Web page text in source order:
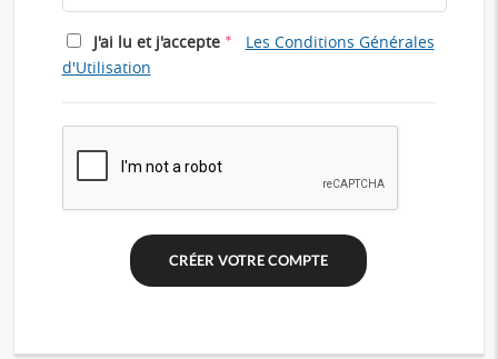
J'ai lu et j'accepte *
Les Conditions Générales
d'Utilisation